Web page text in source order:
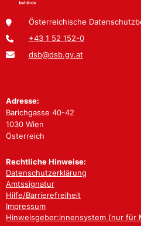
Österreichische
+43 1 52 152-0
dsb@dsb.gv.at
Adresse:
Barichgasse 40-42
1030 Wien
Österreich
Rechtliche Hinweise:
Datenschutzerklärung
Amtssignatur
Hilfe/Barrierefreiheit
Impressum
Hinweisgeber:innensystem (nur für